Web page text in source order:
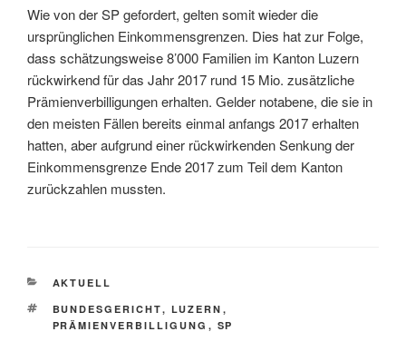
Wie von der SP gefordert, gelten somit wieder die
ursprünglichen Einkommensgrenzen. Dies hat zur Folge,
dass schätzungsweise 8’000 Familien im Kanton Luzern
rückwirkend für das Jahr 2017 rund 15 Mio. zusätzliche
Prämienverbilligungen erhalten. Gelder notabene, die sie in
den meisten Fällen bereits einmal anfangs 2017 erhalten
hatten, aber aufgrund einer rückwirkenden Senkung der
Einkommensgrenze Ende 2017 zum Teil dem Kanton
zurückzahlen mussten.
KATEGORIEN
AKTUELL
SCHLAGWÖRTER
BUNDESGERICHT, LUZERN ,
PRÄMIENVERBILLIGUNG , SP